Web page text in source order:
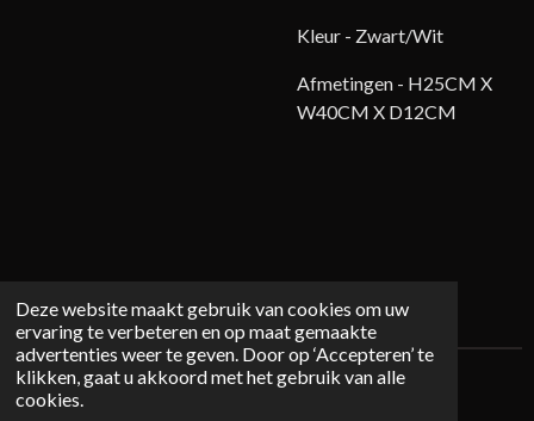
Deze website maakt gebruik van cookies om uw
ervaring te verbeteren en op maat gemaakte
advertenties weer te geven. Door op ‘Accepteren’ te
klikken, gaat u akkoord met het gebruik van alle
cookies.
Kleur - Zwart/Wit
Afmetingen - H25CM X
W40CM X D12CM
© 2026 Mystichome.nl